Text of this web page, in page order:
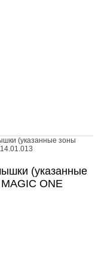
(указанные зоны
(указанные
ONE